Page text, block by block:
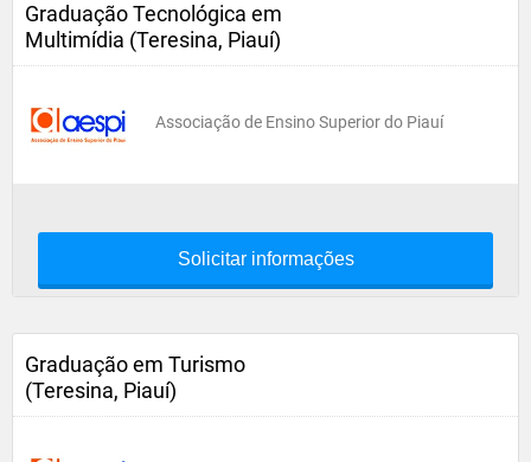
Graduação Tecnológica em
Multimídia (Teresina, Piauí)
Associação de Ensino Superior do Piauí
Solicitar informações
Graduação em Turismo
(Teresina, Piauí)